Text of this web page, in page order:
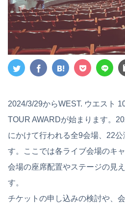
2024/3/29からWEST. ウエスト
TOUR AWARDが始まります。
にかけて行われる全9会場、22
す。ここでは各ライブ会場のキ
会場の座席配置やステージの見
す。
チケットの申し込みの検討や、